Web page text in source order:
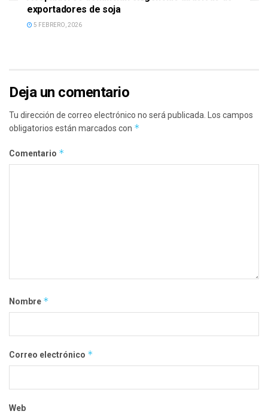
exportadores de soja
5 FEBRERO, 2026
Deja un comentario
Tu dirección de correo electrónico no será publicada. Los campos
obligatorios están marcados con *
Comentario *
Nombre *
Correo electrónico *
Web